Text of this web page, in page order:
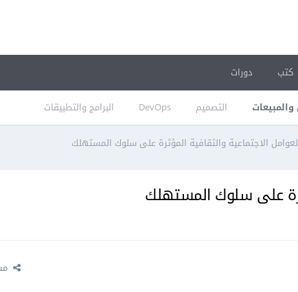
التصميم DevOps البرامج والتطبيقات
كتب دورات
الاجتماعية والثقافية المؤثرة على سلوك المستهلك
على سلوك المستهلك